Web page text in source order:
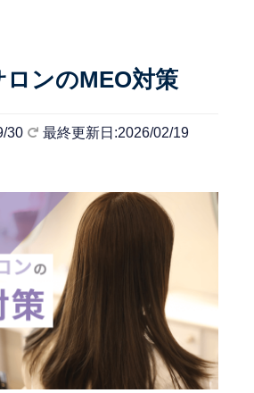
ロンのMEO対策
30 最終更新日:2026/02/19